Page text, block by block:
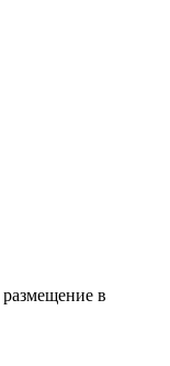
размещение в